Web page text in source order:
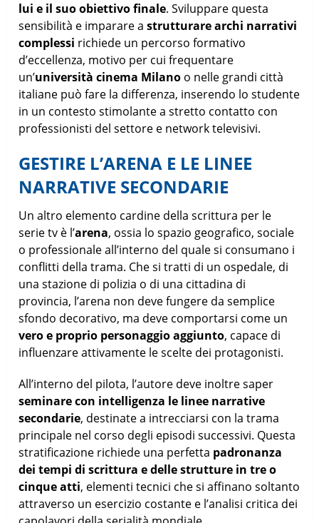
lui e il suo obiettivo finale. Sviluppare questa
sensibilità e imparare astrutturare archi narrativi
complessi richiede un percorso formativo
d’eccellenza, motivo per cui frequentare
un’università cinema Milano o nelle grandi città
italiane può fare la differenza, inserendo lo studente
in un contesto stimolante a stretto contatto con
professionisti del settore e network televisivi.
GESTIRE L’ARENA E LE LINEE
NARRATIVE SECONDARIE
Un altro elemento cardine della scrittura per le
serie tv è l’arena, ossia lo spazio geografico, sociale
o professionale all’interno del quale si consumano i
conflitti della trama. Che si tratti di un ospedale, di
una stazione di polizia o di una cittadina di
provincia, l’arena non deve fungere da semplice
sfondo decorativo, ma deve comportarsi come un
vero e proprio personaggio aggiunto, capace di
influenzare attivamente le scelte dei protagonisti.
All’interno del pilota, l’autore deve inoltre saper
seminare con intelligenza le linee narrative
secondarie, destinate a intrecciarsi con la trama
principale nel corso degli episodi successivi. Questa
stratificazione richiede una perfetta padronanza
dei tempi di scrittura e delle strutture in tre o
cinque atti, elementi tecnici che si affinano soltanto
attraverso un esercizio costante e l’analisi critica dei